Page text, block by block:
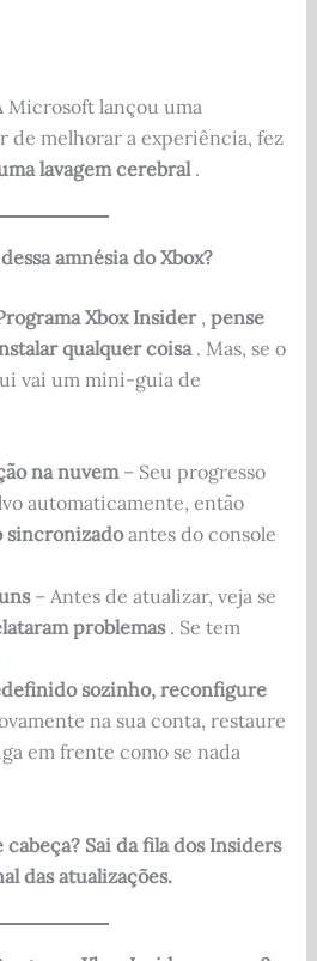
Microsoft lançou uma
de melhorar a experiência, fez
lavagem cerebral.
amnésia do Xbox?
Xbox Insider, pense
qualquer coisa. Mas, se o
vai um mini-guia de
na nuvem– Seu progresso
automaticamente, então
sincronizadoantes do console
– Antes de atualizar, veja se
problemas. Se tem
sozinho, reconfigure
na sua conta, restaure
em frente como se nada
Sai da fila dos Insiders
das atualizações.